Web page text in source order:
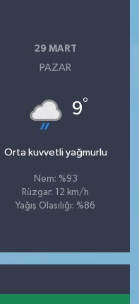
29 MART
PAZAR
9°
Orta kuvvetli yağmurlu
Nem: %93
Rüzgar: 12 km/h
Yağış Olasılığı: %86